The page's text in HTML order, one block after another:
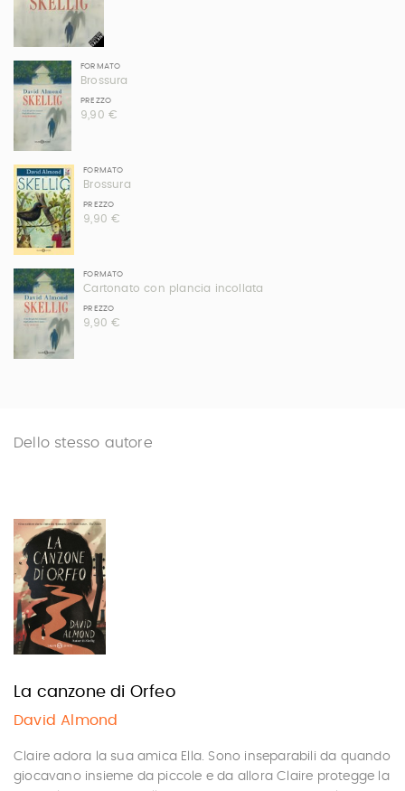
FORMATO
Brossura
PREZZO
9,90 €
FORMATO
Brossura
PREZZO
9,90 €
FORMATO
Cartonato con plancia incollata
PREZZO
9,90 €
Dello stesso autore
La canzone di Orfeo
David Almond
Claire adora la sua amica Ella. Sono inseparabili da quando
giocavano insieme da piccole e da allora Claire protegge la